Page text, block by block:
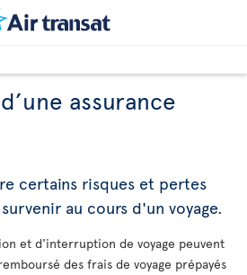
assurance
certains risques et pertes
au cours d'un voyage.
et d'interruption de voyage peuvent
des frais de voyage prépayés